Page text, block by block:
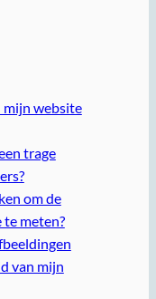
mijn website
trage
om de
meten?
van mijn